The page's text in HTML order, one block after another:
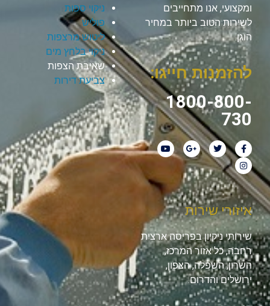
ומקצועי, אנו מתחייבים
לשירות הטוב ביותר במחיר
הוגן.
להזמנות חייגו:
1800-800-
730
ניקוי ספות
פוליש
ליטוש מרצפות
ניקוי בלחץ מים
שאיבת הצפות
צביעת דירות
איזורי שירות
שירותי ניקיון בפריסה ארצית
רחבה, כל אזור המרכז,
השרון, השפלה, הצפון,
ירושלים והדרום.